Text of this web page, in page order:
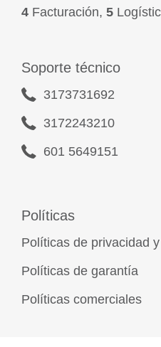
4 Facturación, 5
Soporte técnico
3173731692
3172243210
601 5649151
Políticas
Políticas de privacidad
Políticas de garantía
Políticas comerciales